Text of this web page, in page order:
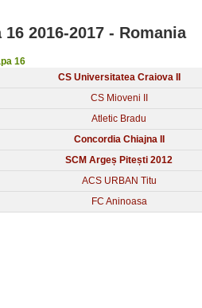
16 2016-2017 - Romania
16
CS Universitatea Craiova II
CS Mioveni II
Atletic Bradu
Concordia Chiajna II
SCM Argeș Pitești 2012
ACS URBAN Titu
FC Aninoasa